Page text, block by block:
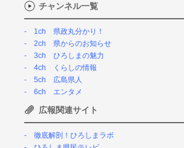
チャンネル一覧
1ch 県政丸分かり！
2ch 県からのお知らせ
3ch ひろしまの魅力
4ch くらしの情報
5ch 広島県人
6ch エンタメ
広報関連サイト
徹底解剖！ひろしまラボ